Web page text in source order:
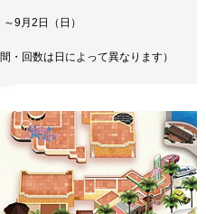
9月2日（日）
・回数は日によって異なります）